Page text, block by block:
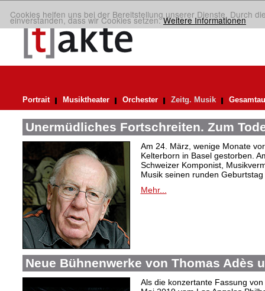
Cookies helfen uns bei der Bereitstellung unserer Dienste. Durch
einverstanden, dass wir Cookies setzen.Weitere Informationen
Portrait Musiktheater Orchester Zeitg. Musik
Unermüdliches Fortschreiten. Zum
Am 24. März, wenige Monate
Kelterborn in Basel gestorben.
Schweizer Komponist,
Musik seinen runden
Mehr...
Neue Bühnenwerke von Thomas Adès
Als die konzertante Fassung